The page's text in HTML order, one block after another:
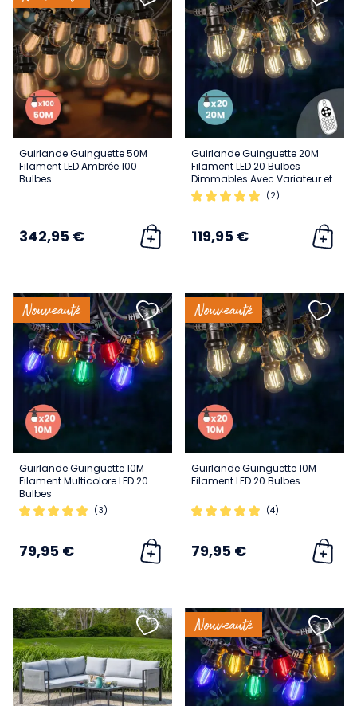
Guirlande Guinguette 50M
Filament LED Ambrée 100
Bulbes
342,95 €
Guirlande Guinguette 20M
Filament LED 20 Bulbes
Dimmables Avec Variateur et
Télécommande(2)
119,95 €
Guirlande Guinguette 10M
Filament Multicolore LED 20
Bulbes
(3)
79,95 €
Nouveauté
Guirlande Guinguette 10M
Filament LED 20 Bulbes
(4)
79,95 €
Nouveauté
Nouveauté